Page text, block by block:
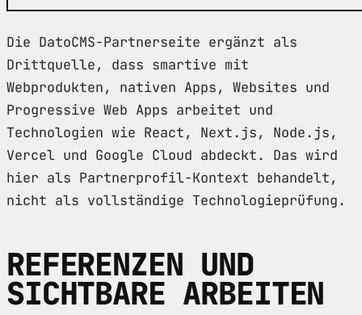
Die DatoCMS-Partnerseite ergänzt als
Drittquelle, dass smartive mit
Webprodukten, nativen Apps, Websites und
Progressive Web Apps arbeitet und
Technologien wie React, Next.js, Node.js,
Vercel und Google Cloud abdeckt. Das wird
hier als Partnerprofil-Kontext behandelt,
nicht als vollständige Technologieprüfung.
REFERENZEN UND
SICHTBARE ARBEITEN